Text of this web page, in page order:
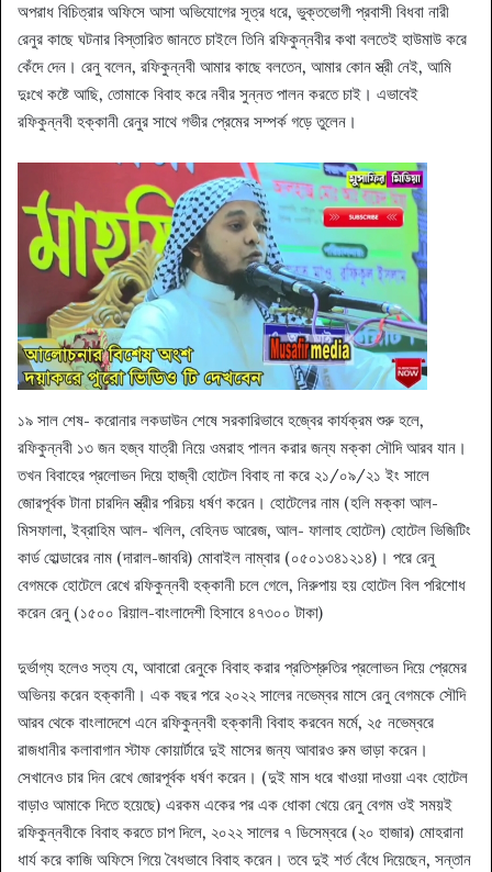
অপরাধ বিচিত্রার অফিসে আসা অভিযোগের সূত্র ধরে, ভুক্তভোগী প্রবাসী বিধবা নারী
রেনুর কাছে ঘটনার বিস্তারিত জানতে চাইলে তিনি রফিকুন্নবীর কথা বলতেই হাউমাউ করে
কেঁদে দেন। রেনু বলেন, রফিকুন্নবী আমার কাছে বলতেন, আমার কোন স্ত্রী নেই, আমি
দুঃখে কষ্টে আছি, তোমাকে বিবাহ করে নবীর সুন্নত পালন করতে চাই। এভাবেই
রফিকুন্নবী হক্কানী রেনুর সাথে গভীর প্রেমের সম্পর্ক গড়ে তুলেন।
১৯ সাল শেষ- করোনার লকডাউন শেষে সরকারিভাবে হজ্বের কার্যক্রম শুরু হলে,
রফিকুন্নবী ১৩ জন হজ্ব যাত্রী নিয়ে ওমরাহ পালন করার জন্য মক্কা সৌদি আরব যান।
তখন বিবাহের প্রলোভন দিয়ে হাজ্বী হোটেল বিবাহ না করে ২১/০৯/২১ ইং সালে
জোরপূর্বক টানা চারদিন স্ত্রীর পরিচয় ধর্ষণ করেন। হোটেলের নাম (হলি মক্কা আল-
মিসফালা, ইব্রাহিম আল- খলিল, বেহিনড আরেজ, আল- ফালাহ হোটেল) হোটেল ভিজিটিং
কার্ড হোল্ডারের নাম (দারাল-জাবরি) মোবাইল নাম্বার (০৫০১৩৪১২১৪)। পরে রেনু
বেগমকে হোটেলে রেখে রফিকুন্নবী হক্কানী চলে গেলে, নিরুপায় হয় হোটেল বিল পরিশোধ
করেন রেনু (১৫০০ রিয়াল-বাংলাদেশী হিসাবে ৪৭৩০০ টাকা)
দুর্ভাগ্য হলেও সত্য যে, আবারো রেনুকে বিবাহ করার প্রতিশ্রুতির প্রলোভন দিয়ে প্রেমের
অভিনয় করেন হক্কানী। এক বছর পরে ২০২২ সালের নভেম্বর মাসে রেনু বেগমকে সৌদি
আরব থেকে বাংলাদেশে এনে রফিকুন্নবী হক্কানী বিবাহ করবেন মর্মে, ২৫ নভেম্বরে
রাজধানীর কলাবাগান স্টাফ কোয়ার্টারে দুই মাসের জন্য আবারও রুম ভাড়া করেন।
সেখানেও চার দিন রেখে জোরপূর্বক ধর্ষণ করেন। (দুই মাস ধরে খাওয়া দাওয়া এবং হোটেল
বাড়াও আমাকে দিতে হয়েছে) এরকম একের পর এক ধোকা খেয়ে রেনু বেগম ওই সময়ই
রফিকুন্নবীকে বিবাহ করতে চাপ দিলে, ২০২২ সালের ৭ ডিসেম্বরে (২০ হাজার) মোহরানা
ধার্য করে কাজি অফিসে গিয়ে বৈধভাবে বিবাহ করেন। তবে দুই শর্ত বেঁধে দিয়েছেন, সন্তান